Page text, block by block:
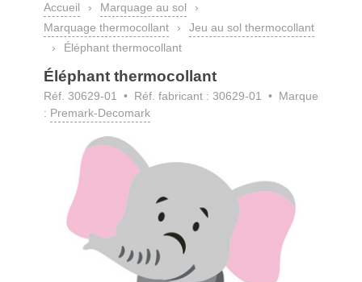
Accueil › Marquage au sol
›
Marquage thermocollant
›
Jeu au sol thermocollant
›
Éléphant thermocollant
Éléphant thermocollant
Réf. 30629-01
• Réf. fabricant : 30629-01 • Marque
: Premark-Decomark